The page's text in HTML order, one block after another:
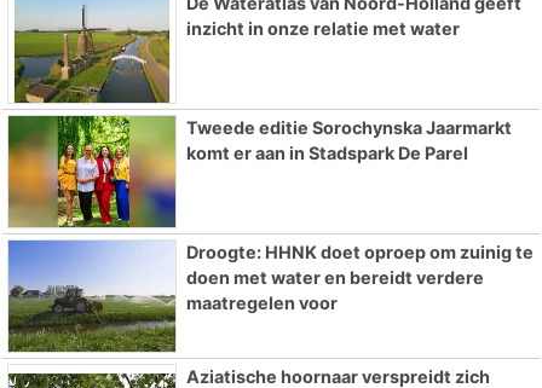
inzicht in onze relatie met water
Tweede editie Sorochynska Jaarmarkt
komt er aan in Stadspark De Parel
Droogte: HHNK doet oproep om zuinig te
doen met water en bereidt verdere
maatregelen voor
Aziatische hoornaar verspreidt zich